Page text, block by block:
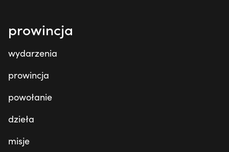
prowincja
wydarzenia
prowincja
powołanie
dzieła
misje